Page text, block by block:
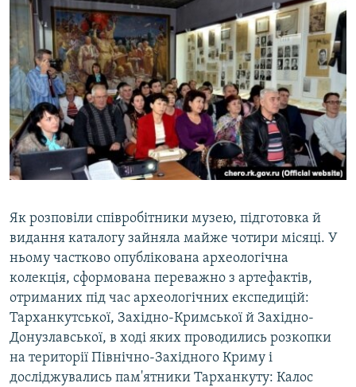
Як розповіли співробітники музею, підготовка й
видання каталогу зайняла майже чотири місяці. У
ньому частково опублікована археологічна
колекція, сформована переважно з артефактів,
отриманих під час археологічних експедицій:
Тарханкутської, Західно-Кримської й Західно-
Донузлавської, в ході яких проводились розкопки
на території Північно-Західного Криму і
досліджувались пам'ятники Тарханкуту: Калос